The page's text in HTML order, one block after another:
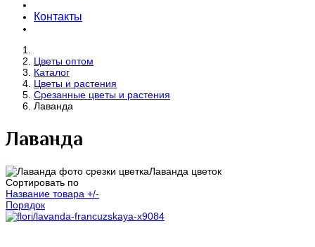
Контакты
Цветы оптом
Каталог
Цветы и растения
Срезанные цветы и растения
Лаванда
Лаванда
Лаванда цветок
Сортировать по
Название товара +/-
Порядок